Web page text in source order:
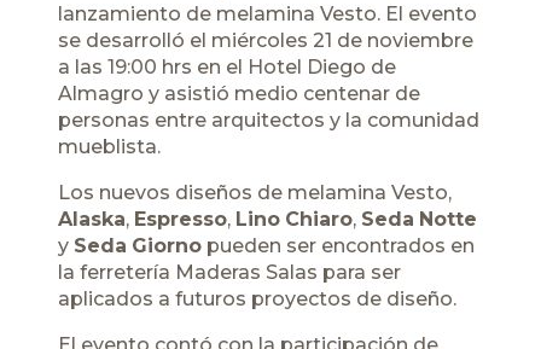
lanzamiento de melamina Vesto. El evento
se desarrolló el miércoles 21 de noviembre
a las 19:00 hrs en el Hotel Diego de
Almagro y asistió medio centenar de
personas entre arquitectos y la comunidad
mueblista.
Los nuevos diseños de melamina Vesto,
Alaska, Espresso, Lino Chiaro, Seda Notte
y Seda Giorno pueden ser encontrados en
la ferretería Maderas Salas para ser
aplicados a futuros proyectos de diseño.